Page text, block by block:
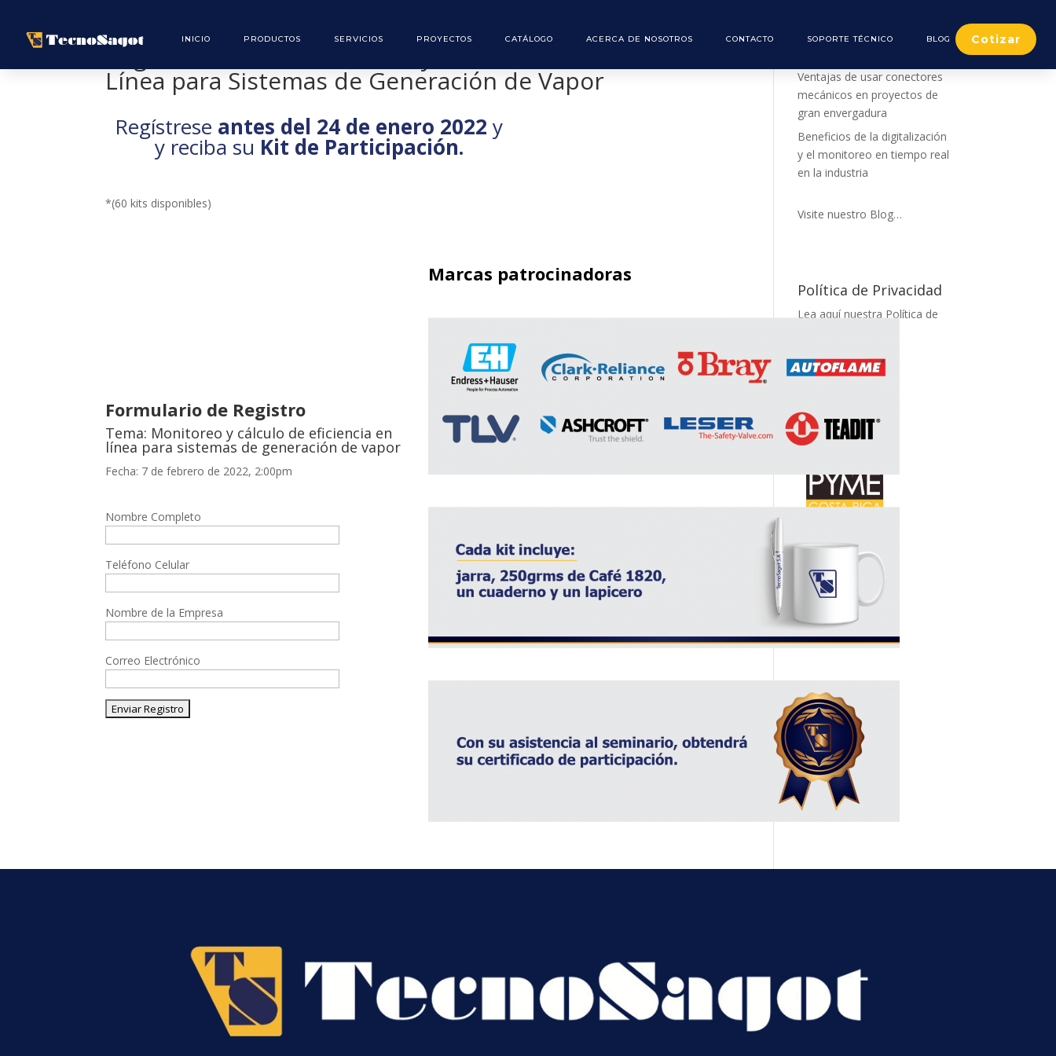
INICIO PRODUCTOS SERVICIOS PROYECTOS CATÁLOGO ACERCA DE NOSOTROS CONTACTO SOPORTE TÉCNICO BLOG Cotizar
Registro – Tema: Monitoreo y Cálculo de Eficiencia en
Línea para Sistemas de Generación de Vapor
Regístrese antes del 24 de enero 2022y
y reciba su Kit de Participación.
*(60 kits disponibles)
Formulario de Registro
Tema: Monitoreo y cálculo de eficiencia en
línea para sistemas de generación de vapor
Fecha: 7 de febrero de 2022, 2:00pm
Nombre Completo
Teléfono Celular
Nombre de la Empresa
Correo Electrónico
Marcas patrocinadoras
Ventajas de usar conectores
mecánicos en proyectos de
gran envergadura
Beneficios de la digitalización
y el monitoreo en tiempo real
en la industria
Visite nuestro Blog…
Política de Privacidad
Lea aquí nuestra Política de